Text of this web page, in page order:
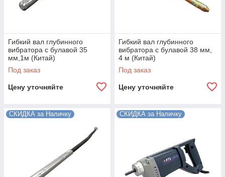
Гибкий вал глубинного
вибратора с булавой 35
мм,1м (Китай)
Под заказ
Цену уточняйте
Гибкий вал глубинного
вибратора с булавой 38 мм,
4 м (Китай)
Под заказ
Цену уточняйте
СКИДКА за Наличку СКИДКА за Наличку